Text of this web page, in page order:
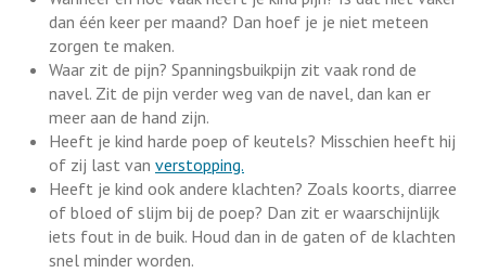
dan één keer per maand? Dan hoef je je niet meteen
zorgen te maken.
Waar zit de pijn? Spanningsbuikpijn zit vaak rond de
navel. Zit de pijn verder weg van de navel, dan kan er
meer aan de hand zijn.
Heeft je kind harde poep of keutels? Misschien heeft hij
of zij last van verstopping.
Heeft je kind ook andere klachten? Zoals koorts, diarree
of bloed of slijm bij de poep? Dan zit er waarschijnlijk
iets fout in de buik. Houd dan in de gaten of de klachten
snel minder worden.